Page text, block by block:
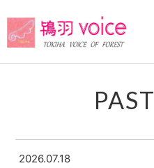
2026.07.18